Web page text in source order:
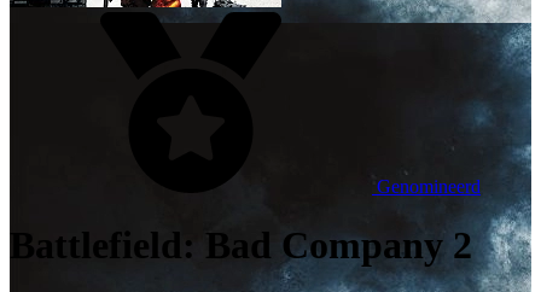
Genomineerd
Battlefield: Bad Company 2